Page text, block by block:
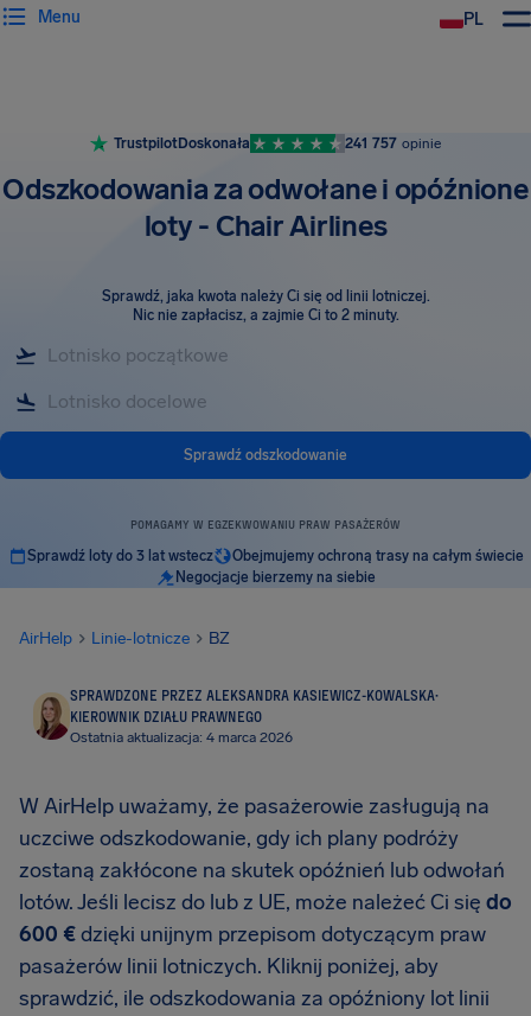
PL
Menu
TrustpilotDoskonała 241 757 opinie
Odszkodowania za odwołane i opóźnione
loty - Chair Airlines
Sprawdź, jaka kwota należy Ci się od linii lotniczej.
Nic nie zapłacisz, a zajmie Ci to 2 minuty.
Sprawdź odszkodowanie
POMAGAMY W EGZEKWOWANIU PRAW PASAŻERÓW
Sprawdź loty do 3 lat wstecz
Obejmujemy ochroną trasy na całym świecie
Negocjacje bierzemy na siebie
AirHelp Linie-lotnicze BZ
SPRAWDZONE PRZEZ ALEKSANDRA KASIEWICZ-KOWALSKA·
KIEROWNIK DZIAŁU PRAWNEGO
Ostatnia aktualizacja: 4 marca 2026
W AirHelp uważamy, że pasażerowie zasługują na
uczciwe odszkodowanie, gdy ich plany podróży
zostaną zakłócone na skutek opóźnień lub odwołań
lotów. Jeśli lecisz do lub z UE, może należeć Ci się do
600 €dzięki unijnym przepisom dotyczącym praw
pasażerów linii lotniczych. Kliknij poniżej, aby
sprawdzić, ile odszkodowania za opóźniony lot linii